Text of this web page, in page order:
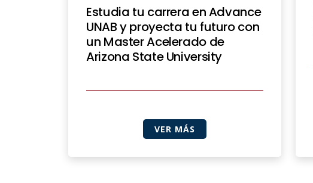
Estudia tu carrera en Advance
UNAB y proyecta tu futuro con
un Master Acelerado de
Arizona State University
VER MÁS